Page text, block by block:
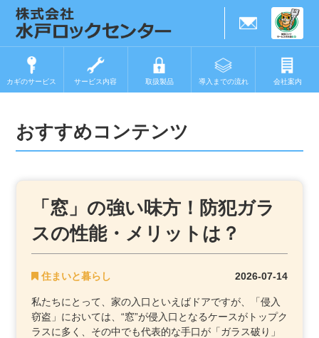
カギのサービス サービス内容 取扱製品 導入までの流れ 会社案内
おすすめコンテンツ
「窓」の強い味方！防犯ガラ
スの性能・メリットは？
住まいと暮らし 2026-07-14
私たちにとって、家の入口といえばドアですが、「侵入
窃盗」においては、“窓”が侵入口となるケースがトップク
ラスに多く、その中でも代表的な手口が「ガラス破り」